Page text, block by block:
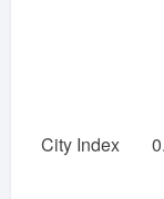
City Index